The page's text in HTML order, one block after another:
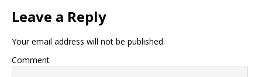
Leave a Reply
Your email address will not be published.
Comment